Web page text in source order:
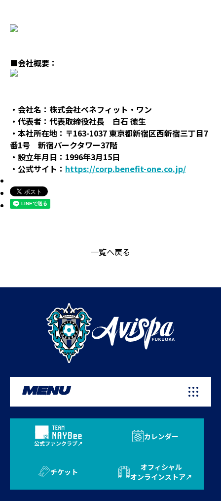
■会社概要：
・会社名：株式会社ベネフィット・ワン
・代表者：代表取締役社長 白石 徳生
・本社所在地：〒163-1037 東京都新宿区西新宿三丁目7
番1号 新宿パークタワー37階
・設立年月日：1996年3月15日
・公式サイト： https://corp.benefit-one.co.jp/
一覧へ戻る
MENU
公式ファンクラブ
カレンダー
チケット
オフィシャル
オンラインストア